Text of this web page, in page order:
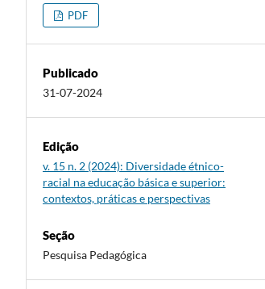
PDF
Publicado
31-07-2024
Edição
v. 15 n. 2 (2024): Diversidade étnico-
racial na educação básica e superior:
contextos, práticas e perspectivas
Seção
Pesquisa Pedagógica